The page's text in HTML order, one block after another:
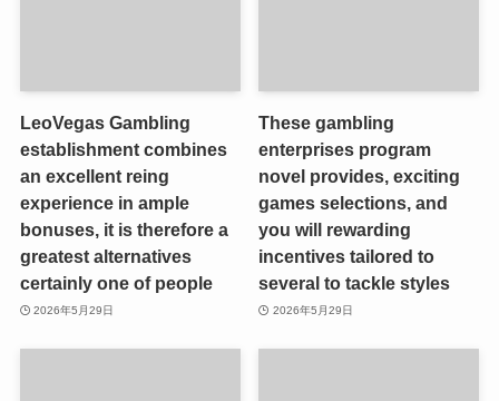
LeoVegas Gambling
establishment combines
an excellent reing
experience in ample
bonuses, it is therefore a
greatest alternatives
certainly one of people
2026年5月29日
These gambling
enterprises program
novel provides, exciting
games selections, and
you will rewarding
incentives tailored to
several to tackle styles
2026年5月29日